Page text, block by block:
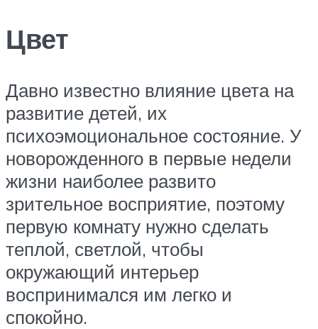
Цвет
Давно известно влияние цвета на
развитие детей, их
психоэмоциональное состояние. У
новорожденного в первые недели
жизни наиболее развито
зрительное восприятие, поэтому
первую комнату нужно сделать
теплой, светлой, чтобы
окружающий интерьер
воспринимался им легко и
спокойно.